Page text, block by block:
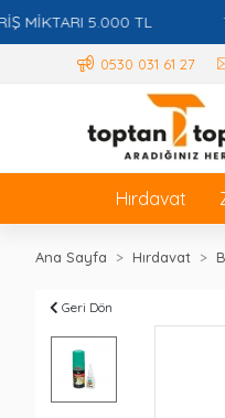
5.000 TL
0530 031 61 27
Hırdavat
Ana Sayfa Hırdavat
Geri Dön